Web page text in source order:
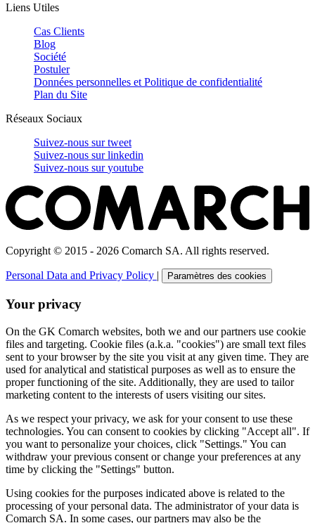
Liens Utiles
Cas Clients
Blog
Société
Postuler
Données personnelles et Politique de confidentialité
Plan du Site
Réseaux Sociaux
Suivez-nous surtweet
Suivez-nous surlinkedin
Suivez-nous suryoutube
Copyright © 2015 - 2026 Comarch SA. All rights reserved.
Personal Data and Privacy Policy | Paramètres des cookies
Your privacy
On the GK Comarch websites, both we and our partners use cookie
files and targeting. Cookie files (a.k.a. "cookies") are small text files
sent to your browser by the site you visit at any given time. They are
used for analytical and statistical purposes as well as to ensure the
proper functioning of the site. Additionally, they are used to tailor
marketing content to the interests of users visiting our sites.
As we respect your privacy, we ask for your consent to use these
technologies. You can consent to cookies by clicking "Accept all". If
you want to personalize your choices, click "Settings." You can
withdraw your previous consent or change your preferences at any
time by clicking the "Settings" button.
Using cookies for the purposes indicated above is related to the
processing of your personal data. The administrator of your data is
Comarch SA. In some cases, our partners may also be the